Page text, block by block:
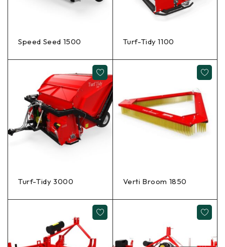
Speed Seed 1500 Turf-Tidy 1100
Turf-Tidy 3000 Verti Broom 1850